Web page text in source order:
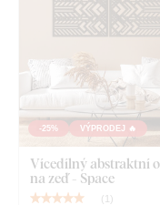
Co najdete v
Abstraktní
-25% VÝPRODEJ 🔥
Vícedílný abstraktní
na zeď - Space
( 1 )